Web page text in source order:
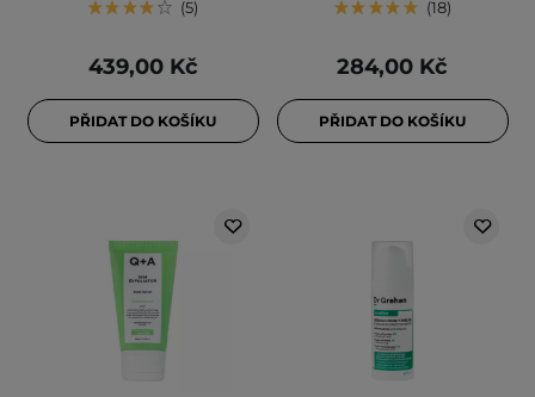
5
439,00 Kč
PŘIDAT DO KOŠÍKU
18
284,00 Kč
PŘIDAT DO KOŠÍKU